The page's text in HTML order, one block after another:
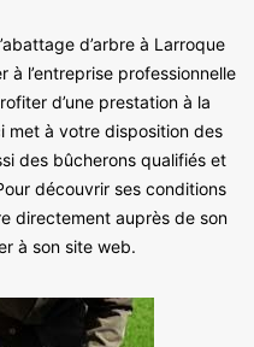
d’arbre à Larroque
à l’entreprise professionnelle
d’une prestation à la
met à votre disposition des
des bûcherons qualifiés et
découvrir ses conditions
directement auprès de son
à son site web.